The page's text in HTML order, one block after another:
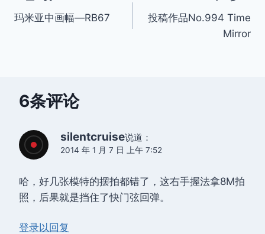
章
玛米亚中画幅—RB67
投稿作品No.994 Time
Mirror
6条评论
silentcruise说道：
2014 年 1 月 7 日 上午 7:52
哈，好几张模特的摆拍都错了，这右手握法拿8M拍
照，后果就是挡住了快门弦回弹。
登录以回复